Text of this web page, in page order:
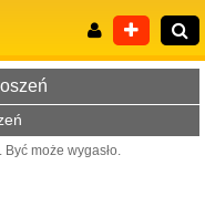
może wygasło.